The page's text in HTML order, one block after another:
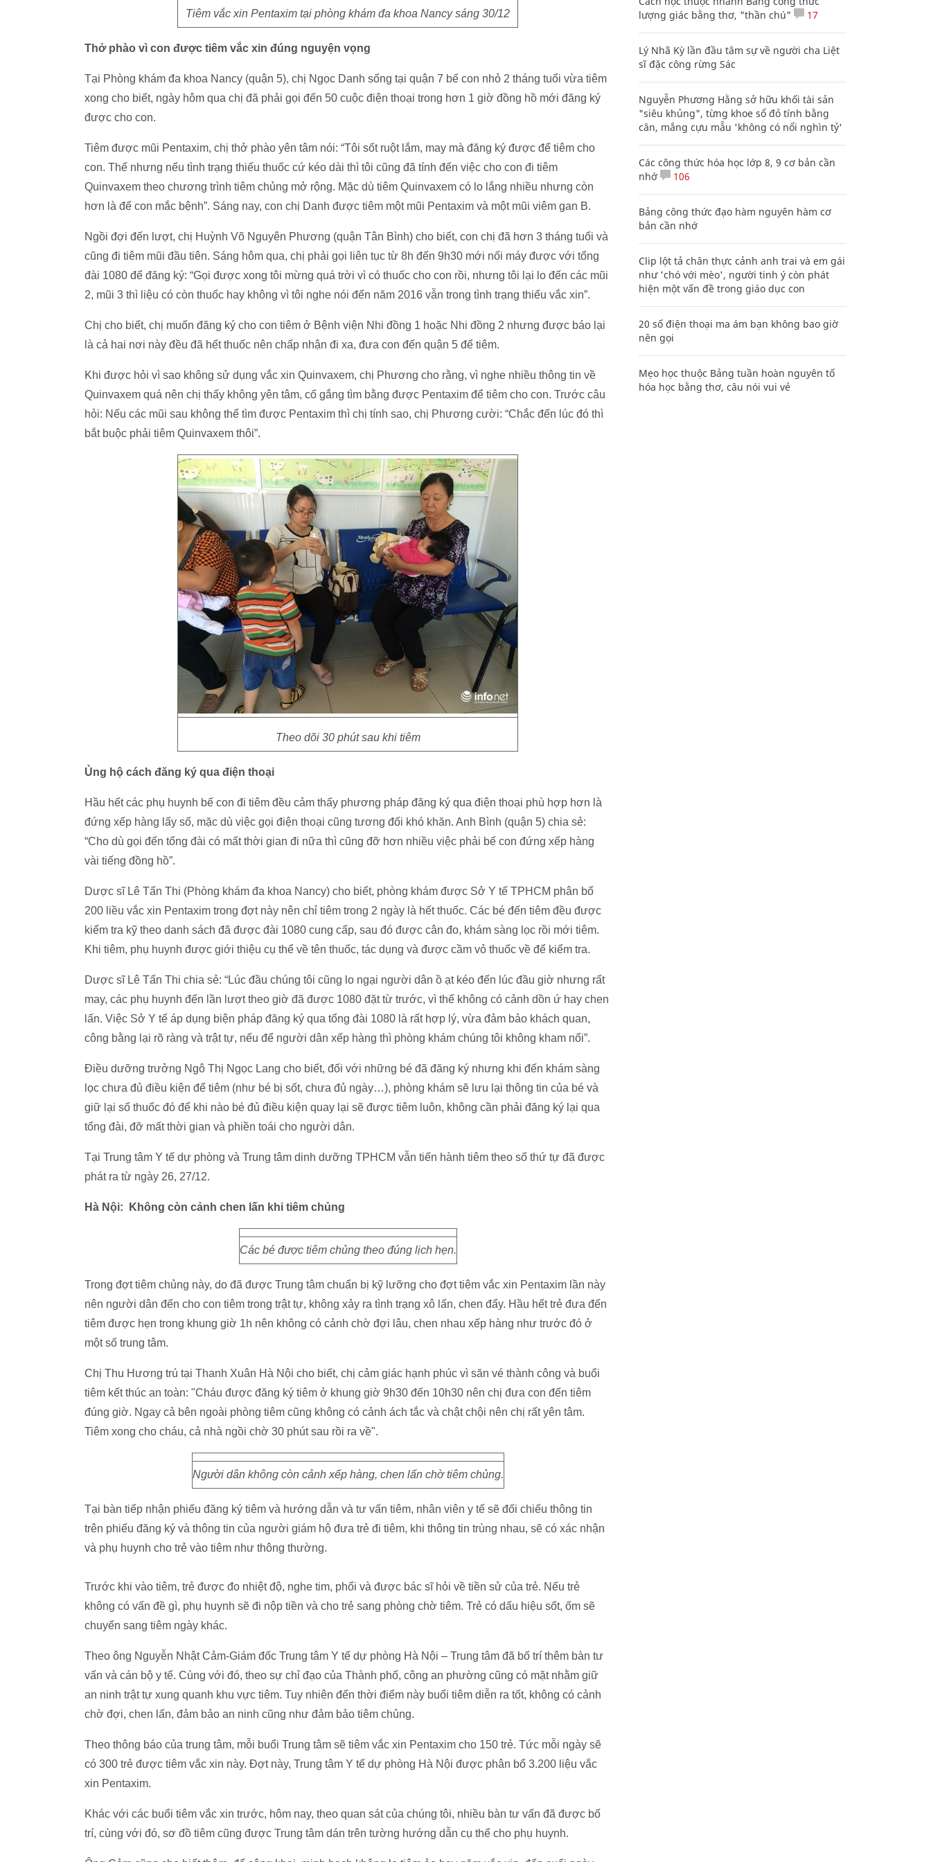
Tiêm vắc xin Pentaxim tại phòng khám đa khoa Nancy sáng 30/12
Thở phào vì con được tiêm vắc xin đúng nguyện vọng
Tại Phòng khám đa khoa Nancy (quận 5), chị Ngọc Danh sống tại quận 7 bế con nhỏ 2 tháng tuổi vừa tiêm
xong cho biết, ngày hôm qua chị đã phải gọi đến 50 cuộc điện thoại trong hơn 1 giờ đồng hồ mới đăng ký
được cho con.
Tiêm được mũi Pentaxim, chị thở phào yên tâm nói: “Tôi sốt ruột lắm, may mà đăng ký được để tiêm cho
con. Thế nhưng nếu tình trạng thiếu thuốc cứ kéo dài thì tôi cũng đã tính đến việc cho con đi tiêm
Quinvaxem theo chương trình tiêm chủng mở rộng. Mặc dù tiêm Quinvaxem có lo lắng nhiều nhưng còn
hơn là để con mắc bệnh”. Sáng nay, con chị Danh được tiêm một mũi Pentaxim và một mũi viêm gan B.
Ngồi đợi đến lượt, chị Huỳnh Võ Nguyên Phương (quận Tân Bình) cho biết, con chị đã hơn 3 tháng tuổi và
cũng đi tiêm mũi đầu tiên. Sáng hôm qua, chị phải gọi liên tục từ 8h đến 9h30 mới nối máy được với tổng
đài 1080 để đăng ký: “Gọi được xong tôi mừng quá trời vì có thuốc cho con rồi, nhưng tôi lại lo đến các mũi
2, mũi 3 thì liệu có còn thuốc hay không vì tôi nghe nói đến năm 2016 vẫn trong tình trạng thiếu vắc xin”.
Chị cho biết, chị muốn đăng ký cho con tiêm ở Bệnh viện Nhi đồng 1 hoặc Nhi đồng 2 nhưng được báo lại
là cả hai nơi này đều đã hết thuốc nên chấp nhận đi xa, đưa con đến quận 5 để tiêm.
Khi được hỏi vì sao không sử dụng vắc xin Quinvaxem, chị Phương cho rằng, vì nghe nhiều thông tin về
Quinvaxem quá nên chị thấy không yên tâm, cố gắng tìm bằng được Pentaxim để tiêm cho con. Trước câu
hỏi: Nếu các mũi sau không thể tìm được Pentaxim thì chị tính sao, chị Phương cười: “Chắc đến lúc đó thì
bắt buộc phải tiêm Quinvaxem thôi”.
Theo dõi 30 phút sau khi tiêm
Ủng hộ cách đăng ký qua điện thoại
Hầu hết các phụ huynh bế con đi tiêm đều cảm thấy phương pháp đăng ký qua điện thoại phù hợp hơn là
đứng xếp hàng lấy số, mặc dù việc gọi điện thoại cũng tương đối khó khăn. Anh Bình (quận 5) chia sẻ:
“Cho dù gọi đến tổng đài có mất thời gian đi nữa thì cũng đỡ hơn nhiều việc phải bế con đứng xếp hàng
vài tiếng đồng hồ”.
Dược sĩ Lê Tấn Thi (Phòng khám đa khoa Nancy) cho biết, phòng khám được Sở Y tế TPHCM phân bổ
200 liều vắc xin Pentaxim trong đợt này nên chỉ tiêm trong 2 ngày là hết thuốc. Các bé đến tiêm đều được
kiểm tra kỹ theo danh sách đã được đài 1080 cung cấp, sau đó được cân đo, khám sàng lọc rồi mới tiêm.
Khi tiêm, phụ huynh được giới thiệu cụ thể về tên thuốc, tác dụng và được cầm vỏ thuốc về để kiểm tra.
Dược sĩ Lê Tấn Thi chia sẻ: “Lúc đầu chúng tôi cũng lo ngại người dân ồ ạt kéo đến lúc đầu giờ nhưng rất
may, các phụ huynh đến lần lượt theo giờ đã được 1080 đặt từ trước, vì thế không có cảnh dồn ứ hay chen
lấn. Việc Sở Y tế áp dụng biện pháp đăng ký qua tổng đài 1080 là rất hợp lý, vừa đảm bảo khách quan,
công bằng lại rõ ràng và trật tự, nếu để người dân xếp hàng thì phòng khám chúng tôi không kham nổi”.
Điều dưỡng trưởng Ngô Thị Ngọc Lang cho biết, đối với những bé đã đăng ký nhưng khi đến khám sàng
lọc chưa đủ điều kiện để tiêm (như bé bị sốt, chưa đủ ngày…), phòng khám sẽ lưu lại thông tin của bé và
giữ lại số thuốc đó để khi nào bé đủ điều kiện quay lại sẽ được tiêm luôn, không cần phải đăng ký lại qua
tổng đài, đỡ mất thời gian và phiền toái cho người dân.
Tại Trung tâm Y tế dự phòng và Trung tâm dinh dưỡng TPHCM vẫn tiến hành tiêm theo số thứ tự đã được
phát ra từ ngày 26, 27/12.
Hà Nội: Không còn cảnh chen lấn khi tiêm chủng
Các bé được tiêm chủng theo đúng lịch hẹn.
Trong đợt tiêm chủng này, do đã được Trung tâm chuẩn bị kỹ lưỡng cho đợt tiêm vắc xin Pentaxim lần này
nên người dân đến cho con tiêm trong trật tự, không xảy ra tình trạng xô lấn, chen đẩy. Hầu hết trẻ đưa đến
tiêm được hẹn trong khung giờ 1h nên không có cảnh chờ đợi lâu, chen nhau xếp hàng như trước đó ở
một số trung tâm.
Chị Thu Hương trú tại Thanh Xuân Hà Nội cho biết, chị cảm giác hạnh phúc vì săn vé thành công và buổi
tiêm kết thúc an toàn: "Cháu được đăng ký tiêm ở khung giờ 9h30 đến 10h30 nên chị đưa con đến tiêm
đúng giờ. Ngay cả bên ngoài phòng tiêm cũng không có cảnh ách tắc và chật chội nên chị rất yên tâm.
Tiêm xong cho cháu, cả nhà ngồi chờ 30 phút sau rồi ra về".
Người dân không còn cảnh xếp hàng, chen lấn chờ tiêm chủng.
Tại bàn tiếp nhận phiếu đăng ký tiêm và hướng dẫn và tư vấn tiêm, nhân viên y tế sẽ đối chiếu thông tin
trên phiếu đăng ký và thông tin của người giám hộ đưa trẻ đi tiêm, khi thông tin trùng nhau, sẽ có xác nhận
và phụ huynh cho trẻ vào tiêm như thông thường.
Trước khi vào tiêm, trẻ được đo nhiệt độ, nghe tim, phổi và được bác sĩ hỏi về tiền sử của trẻ. Nếu trẻ
không có vấn đề gì, phụ huynh sẽ đi nộp tiền và cho trẻ sang phòng chờ tiêm. Trẻ có dấu hiệu sốt, ốm sẽ
chuyển sang tiêm ngày khác.
Theo ông Nguyễn Nhật Cảm-Giám đốc Trung tâm Y tế dự phòng Hà Nội – Trung tâm đã bố trí thêm bàn tư
vấn và cán bộ y tế. Cùng với đó, theo sự chỉ đạo của Thành phố, công an phường cũng có mặt nhằm giữ
an ninh trật tự xung quanh khu vực tiêm. Tuy nhiên đến thời điểm này buổi tiêm diễn ra tốt, không có cảnh
chờ đợi, chen lấn, đảm bảo an ninh cũng như đảm bảo tiêm chủng.
Theo thông báo của trung tâm, mỗi buổi Trung tâm sẽ tiêm vắc xin Pentaxim cho 150 trẻ. Tức mỗi ngày sẽ
có 300 trẻ được tiêm vắc xin này. Đợt này, Trung tâm Y tế dự phòng Hà Nội được phân bổ 3.200 liệu vắc
xin Pentaxim.
Khác với các buổi tiêm vắc xin trước, hôm nay, theo quan sát của chúng tôi, nhiều bàn tư vấn đã được bố
trí, cùng với đó, sơ đồ tiêm cũng được Trung tâm dán trên tường hướng dẫn cụ thể cho phụ huynh.
lượng giác bằng thơ, "thần chú"
17
Lý Nhã Kỳ lần đầu tâm sự về người cha Liệt
sĩ đặc công rừng Sác
Nguyễn Phương Hằng sở hữu khối tài sản
"siêu khủng", từng khoe sổ đỏ tính bằng
cân, mắng cựu mẫu 'không có nổi nghìn tỷ'
Các công thức hóa học lớp 8, 9 cơ bản cần
nhớ
106
Bảng công thức đạo hàm nguyên hàm cơ
bản cần nhớ
Clip lột tả chân thực cảnh anh trai và em gái
như 'chó với mèo', người tinh ý còn phát
hiện một vấn đề trong giáo dục con
20 số điện thoại ma ám bạn không bao giờ
nên gọi
Mẹo học thuộc Bảng tuần hoàn nguyên tố
hóa học bằng thơ, câu nói vui vẻ